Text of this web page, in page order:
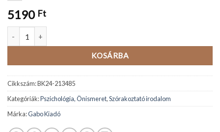
5190 Ft
KOSÁRBA
Cikkszám:BK24-213485
Kategóriák:Pszichológia, Önismeret,Szórakoztató irodalom
Márka:Gabo Kiadó